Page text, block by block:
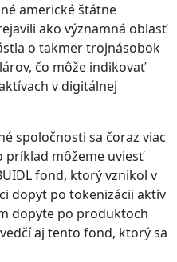
americké štátne
ako významná oblasť
o takmer trojnásobok
čo môže indikovať
v digitálnej
spoločnosti sa čoraz viac
môžeme uviesť
fond, ktorý vznikol v
dopyt po tokenizácii aktív
dopyte po produktoch
aj tento fond, ktorý sa